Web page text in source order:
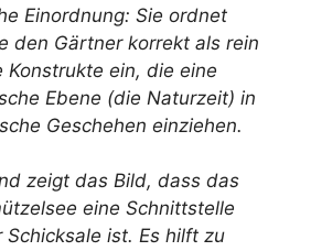
Einordnung: Sie ordnet
den Gärtner korrekt als rein
Konstrukte ein, die eine
Ebene (die Naturzeit) in
Geschehen einziehen.
zeigt das Bild, dass das
eine Schnittstelle
ist. Es hilft zu